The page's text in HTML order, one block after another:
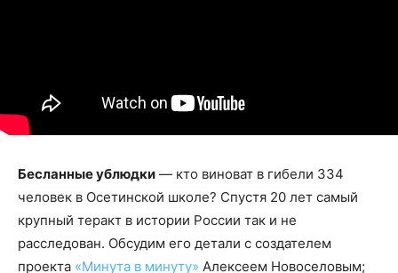
Бесланные ублюдки — кто виноват в гибели 334
человек в Осетинской школе? Спустя 20 лет самый
крупный теракт в истории России так и не
расследован. Обсудим его детали с создателем
проекта «Минута в минуту» Алексеем Новоселовым;